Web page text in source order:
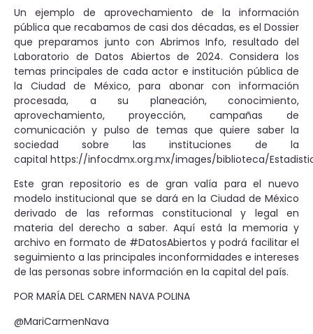
Un ejemplo de aprovechamiento de la información
pública que recabamos de casi dos décadas, es el Dossier
que preparamos junto con Abrimos Info, resultado del
Laboratorio de Datos Abiertos de 2024. Considera los
temas principales de cada actor e institución pública de
la Ciudad de México, para abonar con información
procesada, a su planeación, conocimiento,
aprovechamiento, proyección, campañas de
comunicación y pulso de temas que quiere saber la
sociedad sobre las instituciones de la
capital https://infocdmx.org.mx/images/biblioteca/
Este gran repositorio es de gran valía para el nuevo
modelo institucional que se dará en la Ciudad de México
derivado de las reformas constitucional y legal en
materia del derecho a saber. Aquí está la memoria y
archivo en formato de #DatosAbiertos y podrá facilitar el
seguimiento a las principales inconformidades e intereses
de las personas sobre información en la capital del país.
POR MARÍA DEL CARMEN NAVA POLINA
@MariCarmenNava